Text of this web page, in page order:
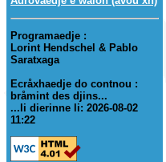
Programaedje :
Lorint Hendschel & Pablo
Saratxaga
Ecråxhaedje do contnou :
bråmint des djins...
...li dierinne li: 2026-08-02
11:22